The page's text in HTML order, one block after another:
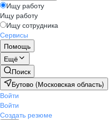
Ищу работу
Ищу работу
Ищу сотрудника
Сервисы
Помощь
Ещё
Поиск
Бутово (Московская область)
Войти
Войти
Создать резюме